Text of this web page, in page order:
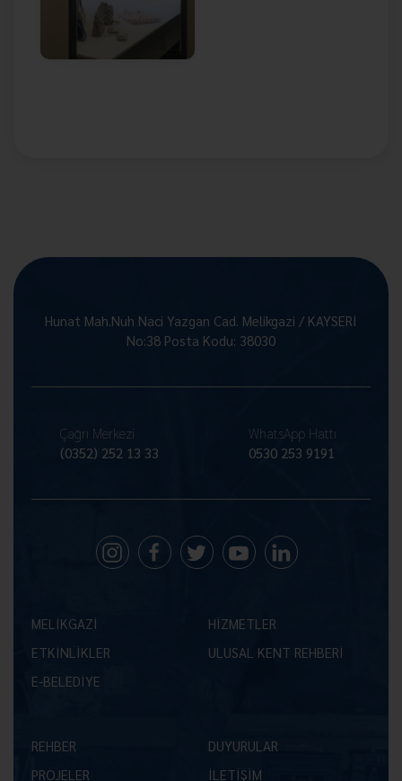
Hunat Mah.Nuh Naci Yazgan Cad. Melikgazi / KAYSERİ
No:38 Posta Kodu: 38030
Çağrı Merkezi
(0352) 252 13 33
WhatsApp Hattı
0530 253 9191
MELİKGAZİ
HİZMETLER
ETKİNLİKLER
ULUSAL KENT REHBERİ
E-BELEDİYE
REHBER
DUYURULAR
PROJELER
İLETİŞİM